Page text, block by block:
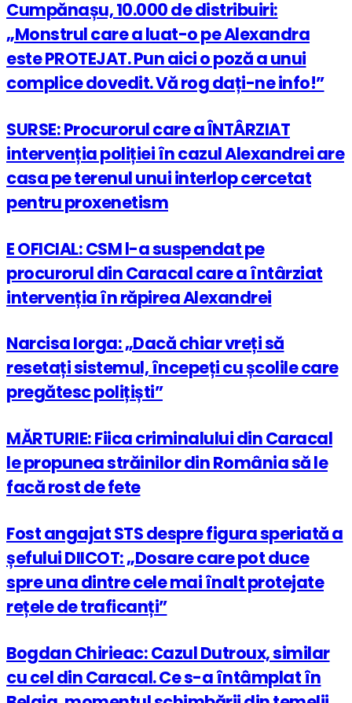
Cumpănașu, 10.000 de distribuiri:
„Monstrul care a luat-o pe Alexandra
este PROTEJAT. Pun aici o poză a unui
complice dovedit. Vă rog dați-ne info!”
SURSE: Procurorul care a ÎNTÂRZIAT
intervenția poliției în cazul Alexandrei are
casa pe terenul unui interlop cercetat
pentru proxenetism
E OFICIAL: CSM l-a suspendat pe
procurorul din Caracal care a întârziat
intervenția în răpirea Alexandrei
Narcisa Iorga: „Dacă chiar vreți să
resetați sistemul, începeți cu școlile care
pregătesc polițiști”
MĂRTURIE: Fiica criminalului din Caracal
le propunea străinilor din România să le
facă rost de fete
Fost angajat STS despre figura speriată a
șefului DIICOT: „Dosare care pot duce
spre una dintre cele mai înalt protejate
rețele de traficanți”
Bogdan Chirieac: Cazul Dutroux, similar
cu cel din Caracal. Ce s-a întâmplat în